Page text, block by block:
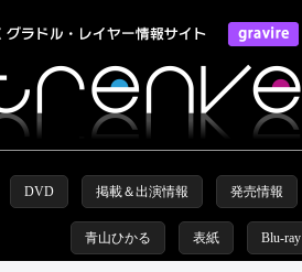
DVD 掲載＆出演情報 発売情報
青山ひかる 表紙 Blu-ray